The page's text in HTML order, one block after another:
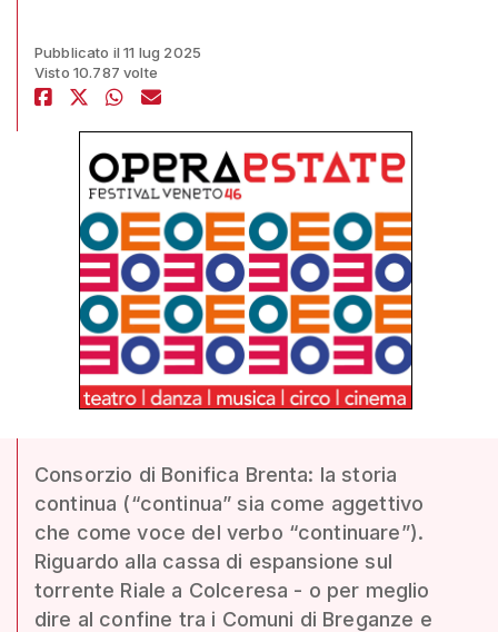
Pubblicato il 11 lug 2025
Visto 10.787 volte
Consorzio di Bonifica Brenta: la storia
continua (“continua” sia come aggettivo
che come voce del verbo “continuare”).
Riguardo alla cassa di espansione sul
torrente Riale a Colceresa - o per meglio
dire al confine tra i Comuni di Breganze e